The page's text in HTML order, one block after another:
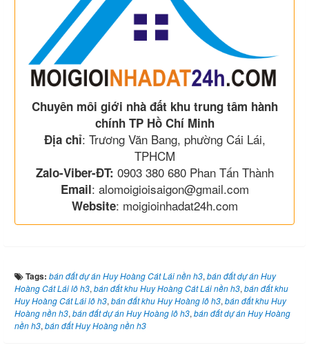
Chuyên môi giới nhà đất khu trung tâm hành
chính TP Hồ Chí Minh
Địa chỉ: Trương Văn Bang, phường Cái Lái,
TPHCM
Zalo-Viber-ĐT: 0903 380 680 Phan Tấn Thành
Email: alomoigioisaigon@gmail.com
Website: moigioinhadat24h.com
Tags: bán đất dự án Huy Hoàng Cát Lái nền h3, bán đất dự án Huy
Hoàng Cát Lái lô h3, bán đất khu Huy Hoàng Cát Lái nền h3, bán đất khu
Huy Hoàng Cát Lái lô h3, bán đất khu Huy Hoàng lô h3, bán đất khu Huy
Hoàng nền h3, bán đất dự án Huy Hoàng lô h3, bán đất dự án Huy Hoàng
nền h3, bán đất Huy Hoàng nền h3